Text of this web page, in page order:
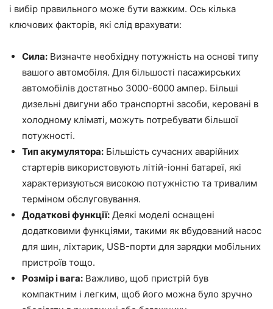
і вибір правильного може бути важким. Ось кілька
ключових факторів, які слід врахувати:
Сила: Визначте необхідну потужність на основі типу
вашого автомобіля. Для більшості пасажирських
автомобілів достатньо 3000-6000 ампер. Більші
дизельні двигуни або транспортні засоби, керовані в
холодному кліматі, можуть потребувати більшої
потужності.
Тип акумулятора: Більшість сучасних аварійних
стартерів використовують літій-іонні батареї, які
характеризуються високою потужністю та тривалим
терміном обслуговування.
Додаткові функції: Деякі моделі оснащені
додатковими функціями, такими як вбудований насос
для шин, ліхтарик, USB-порти для зарядки мобільних
пристроїв тощо.
Розмір і вага: Важливо, щоб пристрій був
компактним і легким, щоб його можна було зручно